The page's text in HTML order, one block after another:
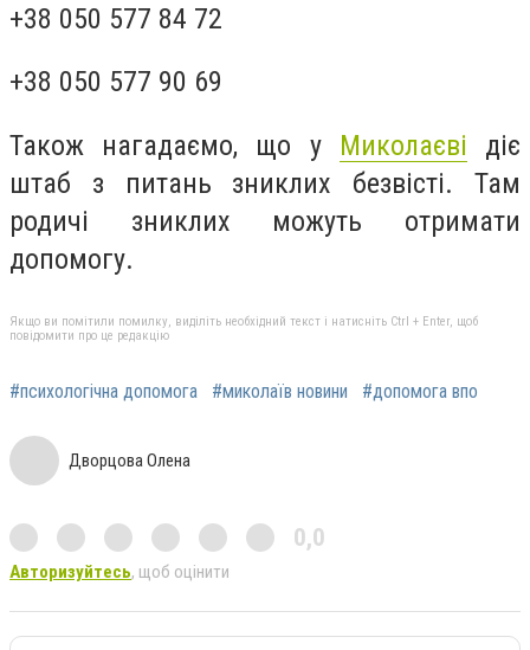
+38 050 577 84 72
+38 050 577 90 69
Також нагадаємо, що у Миколаєві діє
штаб з питань зниклих безвісті. Там
родичі зниклих можуть отримати
допомогу.
Якщо ви помітили помилку, виділіть необхідний текст і натисніть Ctrl + Enter, щоб
повідомити про це редакцію
#психологічна допомога #миколаїв новини #допомога впо
Дворцова Олена
0,0
Авторизуйтесь, щоб оцінити